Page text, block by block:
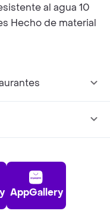
al agua 10
Hecho de material
AppGallery